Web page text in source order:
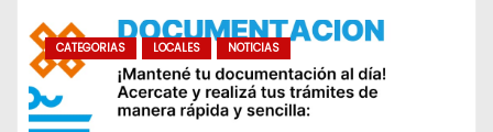
CATEGORIAS LOCALES NOTICIAS